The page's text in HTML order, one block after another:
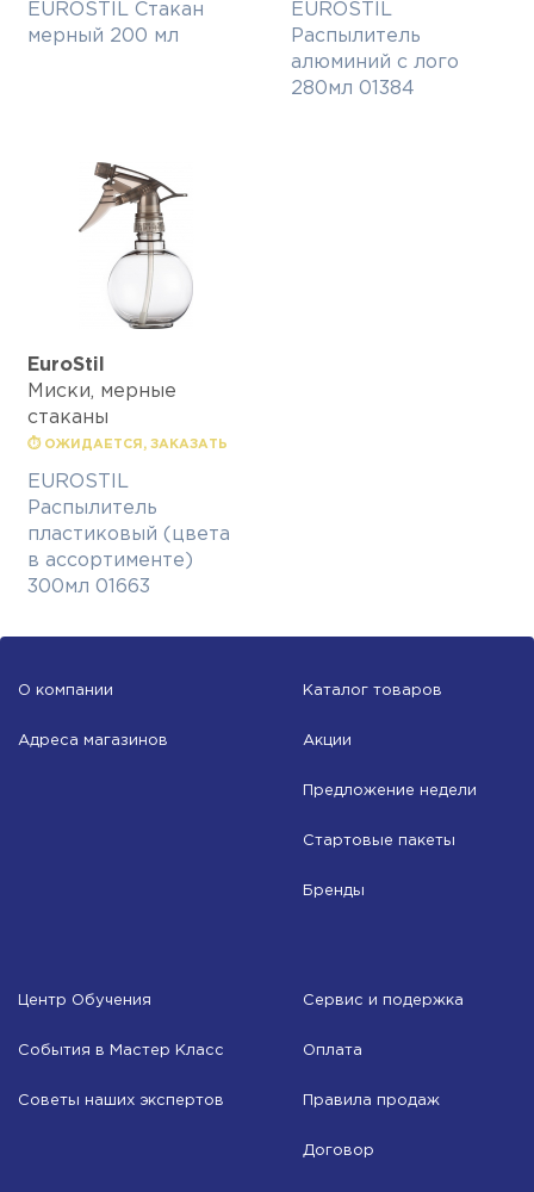
EUROSTIL Стакан
мерный 200 мл
EUROSTIL
Распылитель
алюминий с лого
280мл 01384
EuroStil
Миски, мерные
стаканы
⏱ ОЖИДАЕТСЯ, ЗАКАЗАТЬ
EUROSTIL
Распылитель
пластиковый (цвета
в ассортименте)
300мл 01663
О компании
Адреса магазинов
Каталог товаров
Акции
Предложение недели
Стартовые пакеты
Бренды
Центр Обучения
События в Мастер Класс
Советы наших экспертов
Сервис и подержка
Оплата
Правила продаж
Договор